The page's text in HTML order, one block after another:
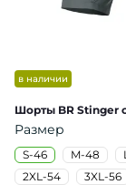
в наличии
Шорты BR Stinger
Размер
S-46 M-48
2XL-54
3XL-56